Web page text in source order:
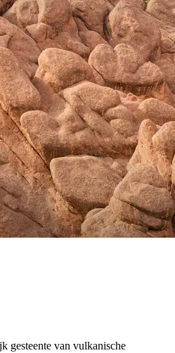
gesteente van vulkanische